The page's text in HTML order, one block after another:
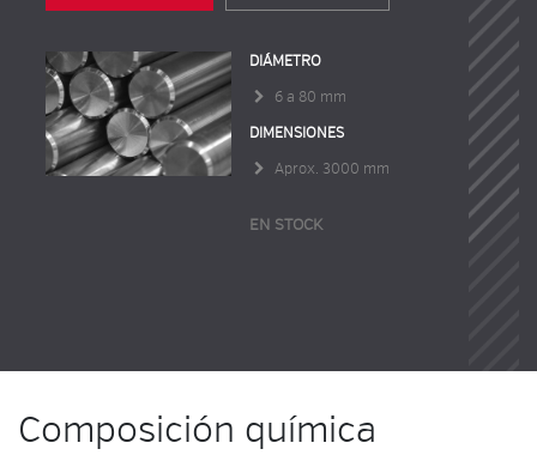
DIÁMETRO
6 a 80 mm
DIMENSIONES
Aprox. 3000 mm
EN STOCK
Composición química